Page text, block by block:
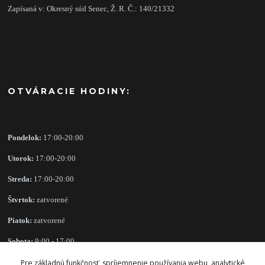
Zapísaná v: Okresný súd Senec, Ž. R. Č.: 140/21332
OTVÁRACIE HODINY:
Pondelok: 17:00-20:00
Utorok: 17:00-20:00
Streda: 17:00-20:00
Štvrtok: zatvorené
Piatok: zatvorené
Sobota:9:00 - 17:00
Nedeľa: zatvorené
Pre základnú funkčnosť, spríjemnenie používania webu, analytické